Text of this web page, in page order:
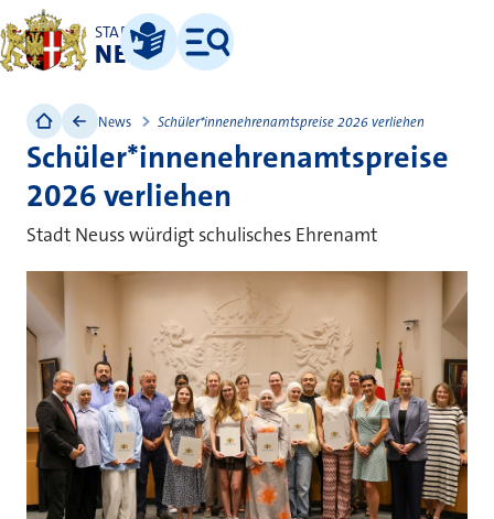
STADT
NEUSS
Leichte Sprache
Menü
News Schüler*innenehrenamtspreise 2026 verliehen
Schüler*innenehrenamtspreise
2026 verliehen
Stadt Neuss würdigt schulisches Ehrenamt